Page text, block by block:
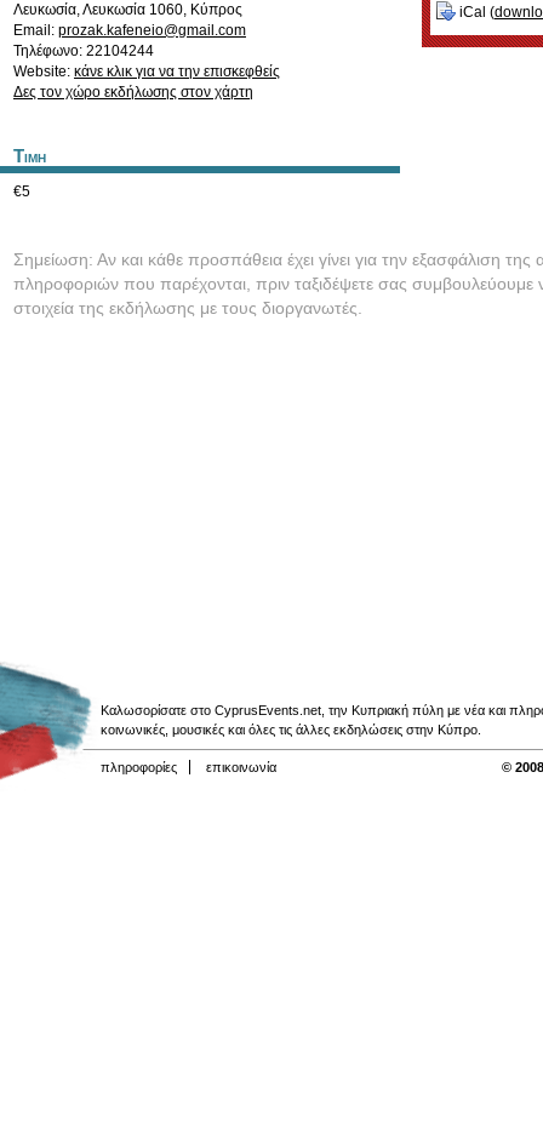
Λευκωσία,Λευκωσία 1060, Κύπρος
Email: prozak.kafeneio@gmail.com
Τηλέφωνο: 22104244
Website: κάνε κλικ για να την επισκεφθείς
Δες τον χώρο εκδήλωσης στον χάρτη
Τιμη
€5
iCal (
Σημείωση: Αν και κάθε προσπάθεια έχει γίνει για την εξασφάλιση της
πληροφοριών που παρέχονται, πριν ταξιδέψετε σας συμβουλεύουμε
στοιχεία της εκδήλωσης με τους διοργανωτές.
Καλωσορίσατε στο CyprusEvents.net, την Κυπριακή πύλη με νέα και
κοινωνικές, μουσικές και όλες τις άλλες εκδηλώσεις στην Κύπρο.
πληροφορίες επικοινωνία ©